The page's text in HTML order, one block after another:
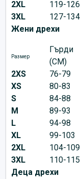
2XL 119-126
3XL
127-134
Жени дрехи
Размер
Гърди
(CM)
2XS
76-79
XS
80-83
S
84-88
M
89-93
L
94-98
XL
99-103
2XL
104-109
3XL
110-115
Деца дрехи